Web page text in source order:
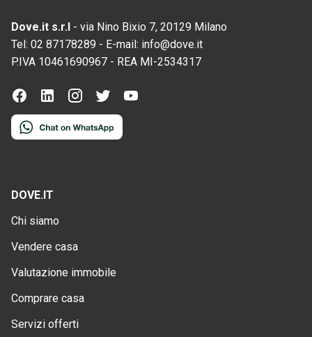
Dove.it s.r.l - via Nino Bixio 7, 20129 Milano
Tel: 02 87178289 - E-mail: info@dove.it
P.IVA 10461690967 - REA MI-2534317
DOVE.IT
Chi siamo
Vendere casa
Valutazione immobile
Comprare casa
Servizi offerti